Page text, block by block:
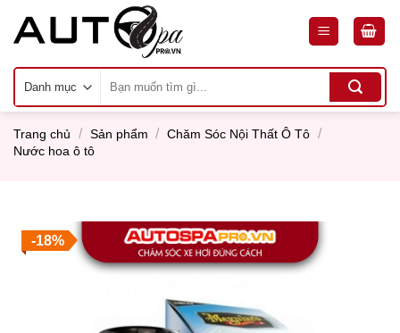
kiếm:
Trang chủ / Sản phẩm / Chăm Sóc Nội Thất Ô Tô /
Nước hoa ô tô
-18%